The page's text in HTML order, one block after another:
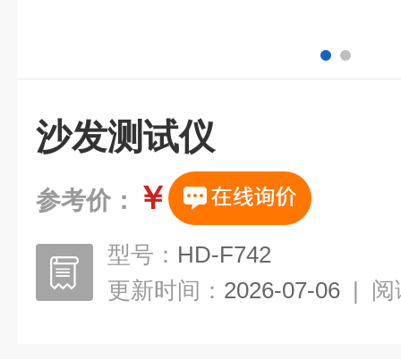
沙发测试仪
参考价： ￥
型号： HD-F742
更新时间： 2026-07-06 | 阅